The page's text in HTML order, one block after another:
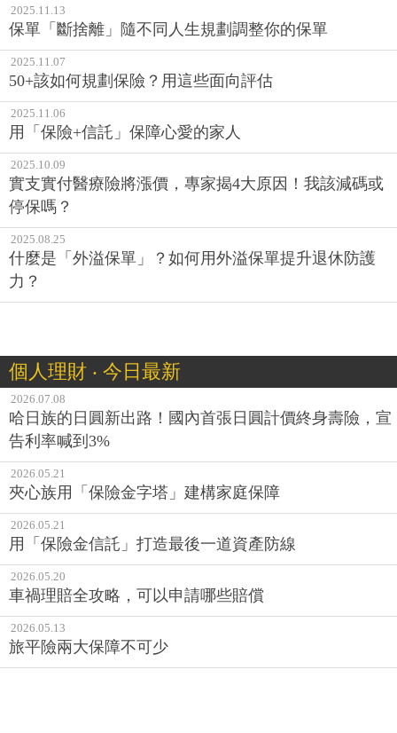
2025.11.13
保單「斷捨離」隨不同人生規劃調整你的保單
2025.11.07
50+該如何規劃保險？用這些面向評估
2025.11.06
用「保險+信託」保障心愛的家人
2025.10.09
實支實付醫療險將漲價，專家揭4大原因！我該減碼或
停保嗎？
2025.08.25
什麼是「外溢保單」？如何用外溢保單提升退休防護
力？
個人理財 ‧ 今日最新
2026.07.08
哈日族的日圓新出路！國內首張日圓計價終身壽險，宣
告利率喊到3%
2026.05.21
夾心族用「保險金字塔」建構家庭保障
2026.05.21
用「保險金信託」打造最後一道資產防線
2026.05.20
車禍理賠全攻略，可以申請哪些賠償
2026.05.13
旅平險兩大保障不可少